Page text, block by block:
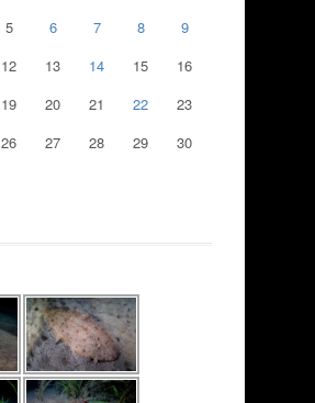
5 6 7 8
9
12 13 14 15
16
19 20 21 22
23
26 27 28 29
30